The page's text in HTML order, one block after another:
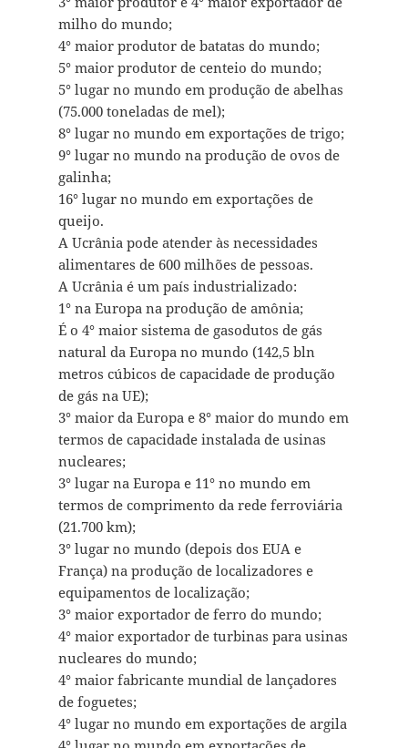
milho do mundo;
4° maior produtor de batatas do mundo;
5° maior produtor de centeio do mundo;
5° lugar no mundo em produção de abelhas
(75.000 toneladas de mel);
8° lugar no mundo em exportações de trigo;
9° lugar no mundo na produção de ovos de
galinha;
16° lugar no mundo em exportações de
queijo.
A Ucrânia pode atender às necessidades
alimentares de 600 milhões de pessoas.
A Ucrânia é um país industrializado:
1° na Europa na produção de amônia;
É o 4° maior sistema de gasodutos de gás
natural da Europa no mundo (142,5 bln
metros cúbicos de capacidade de produção
de gás na UE);
3° maior da Europa e 8° maior do mundo em
termos de capacidade instalada de usinas
nucleares;
3° lugar na Europa e 11° no mundo em
termos de comprimento da rede ferroviária
(21.700 km);
3° lugar no mundo (depois dos EUA e
França) na produção de localizadores e
equipamentos de localização;
3° maior exportador de ferro do mundo;
4° maior exportador de turbinas para usinas
nucleares do mundo;
4° maior fabricante mundial de lançadores
de foguetes;
4° lugar no mundo em exportações de argila